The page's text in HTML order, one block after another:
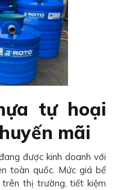
tự hoại
mãi
được kinh doanh với
toàn quốc. Mức giá bể
thị trường, tiết kiệm